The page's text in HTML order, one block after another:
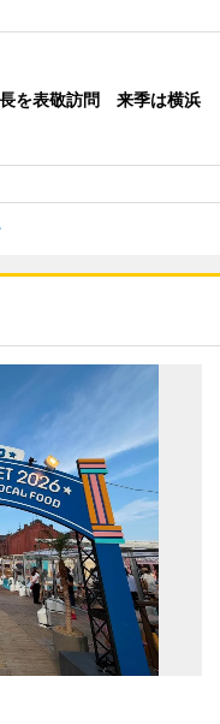
を表敬訪問 来季は横浜